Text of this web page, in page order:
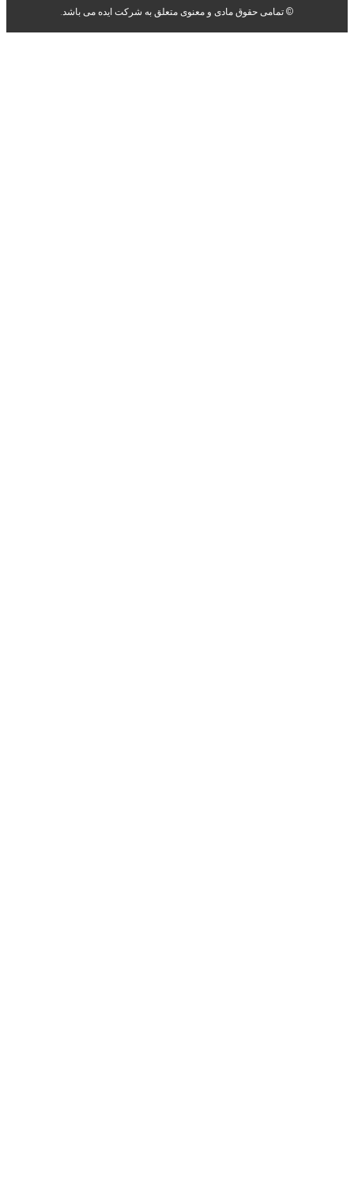
ایده می باشد.